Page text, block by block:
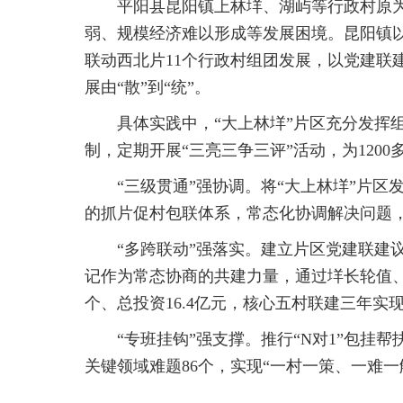
平阳县昆阳镇上林垟、湖屿等行政村原
弱、规模经济难以形成等发展困境。昆阳镇
联动西北片11个行政村组团发展，以党建
展由“散”到“统”。
具体实践中，“大上林垟”片区充分发挥
制，定期开展“三亮三争三评”活动，为
“三级贯通”强协调。将“大上林垟”片
的抓片促村包联体系，常态化协调解决问题
“多跨联动”强落实。建立片区党建联建
记作为常态协商的共建力量，通过垟长轮值
个、总投资16.4亿元，核心五村联建三年实
“专班挂钩”强支撑。推行“N对1”包挂
关键领域难题86个，实现“一村一策、一难一